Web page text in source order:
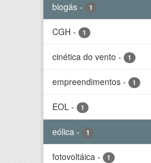
biogás - 1
CGH - 1
cinética do vento - 1
empreendimentos - 1
EOL - 1
eólica - 1
fotovoltáica - 1